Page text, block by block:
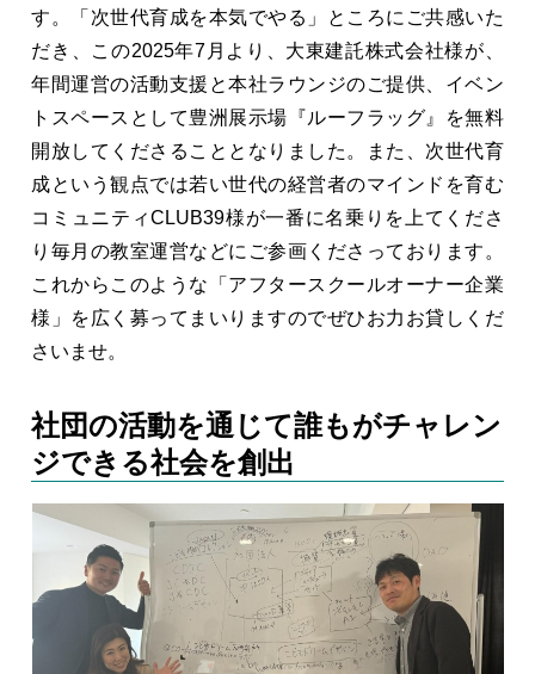
す。「次世代育成を本気でやる」ところにご共感いた
だき、この2025年7月より、大東建託株式会社様が、
年間運営の活動支援と本社ラウンジのご提供、イベン
トスペースとして豊洲展示場『ルーフラッグ』を無料
開放してくださることとなりました。また、次世代育
成という観点では若い世代の経営者のマインドを育む
コミュニティCLUB39様が一番に名乗りを上てくださ
り毎月の教室運営などにご参画くださっております。
これからこのような「アフタースクールオーナー企業
様」を広く募ってまいりますのでぜひお力お貸しくだ
さいませ。
社団の活動を通じて誰もがチャレン
ジできる社会を創出